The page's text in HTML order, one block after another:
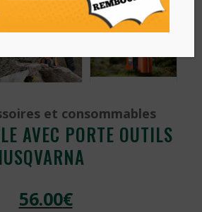
et consommables
AVEC PORTE OUTILS
56.00€